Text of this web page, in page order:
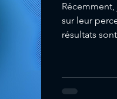
sur leur
résultats